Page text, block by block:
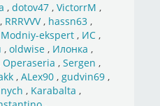
, dotov47, VictorrM ,
, RRRVVV, hassn63,
Modniy-ekspert, ИС,
, oldwise, Илонка ,
Operaseria , Sergen ,
, ALex90, gudvin69,
, Karabalta ,